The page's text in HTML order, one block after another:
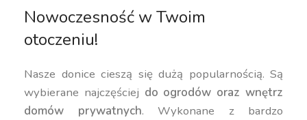
Nowoczesność w Twoim
otoczeniu!
Nasze donice cieszą się dużą popularnością. Są
wybierane najczęściej do ogrodów oraz wnętrz
domów prywatnych. Wykonane z bardzo